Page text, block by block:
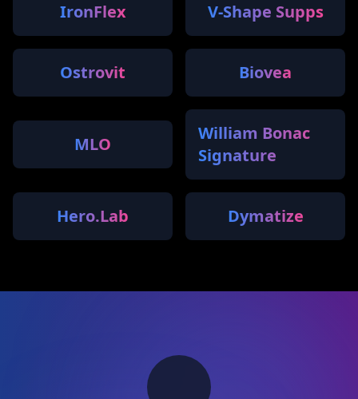
IronFlex V-Shape Supps
Ostrovit Biovea
MLO
William Bonac
Signature
Hero.Lab Dymatize